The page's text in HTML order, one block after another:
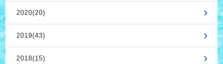
2020(20)
2019(43)
2018(15)